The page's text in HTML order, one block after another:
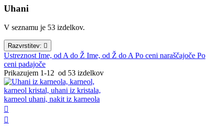
Uhani iz kristalov
Posrebreni uhani
Uhani
V seznamu je 53 izdelkov.
Razvrstitev: 
Ustreznost Ime, od A do Ž Ime, od Ž do A Po ceni naraščajoče Po
ceni padajoče
Prikazujem 1-12 od 53 izdelkov

